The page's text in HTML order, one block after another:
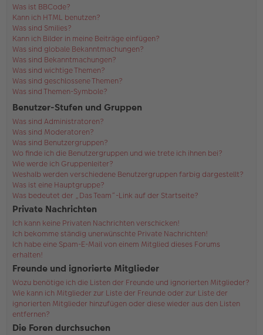
Was ist BBCode?
Kann ich HTML benutzen?
Was sind Smilies?
Kann ich Bilder in meine Beiträge einfügen?
Was sind globale Bekanntmachungen?
Was sind Bekanntmachungen?
Was sind wichtige Themen?
Was sind geschlossene Themen?
Was sind Themen-Symbole?
Benutzer-Stufen und Gruppen
Was sind Administratoren?
Was sind Moderatoren?
Was sind Benutzergruppen?
Wo finde ich die Benutzergruppen und wie trete ich ihnen bei?
Wie werde ich Gruppenleiter?
Weshalb werden verschiedene Benutzergruppen farbig dargestellt?
Was ist eine Hauptgruppe?
Was bedeutet der „Das Team“-Link auf der Startseite?
Private Nachrichten
Ich kann keine Privaten Nachrichten verschicken!
Ich bekomme ständig unerwünschte Private Nachrichten!
Ich habe eine Spam-E-Mail von einem Mitglied dieses Forums
erhalten!
Freunde und ignorierte Mitglieder
Wozu benötige ich die Listen der Freunde und ignorierten Mitglieder?
Wie kann ich Mitglieder zur Liste der Freunde oder zur Liste der
ignorierten Mitglieder hinzufügen oder diese wieder aus den Listen
entfernen?
Die Foren durchsuchen